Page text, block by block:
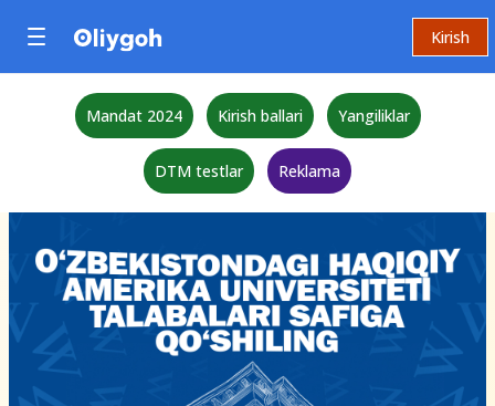
Kirish
Mandat 2024 Kirish ballari Yangiliklar
DTM testlar Reklama